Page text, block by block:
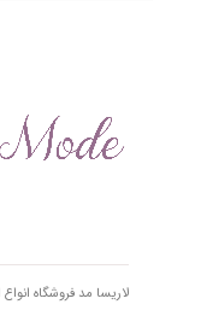
لاریسا مد فروشگاه